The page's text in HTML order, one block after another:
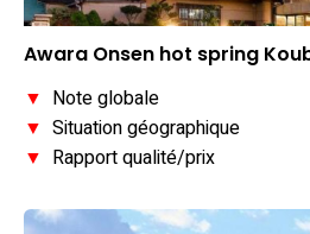
Awara Onsen hot spring
▼ Note globale
▼ Situation géographique
▼ Rapport qualité/prix